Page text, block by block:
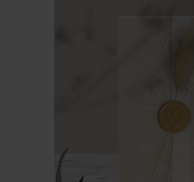
het trouwkoppel en